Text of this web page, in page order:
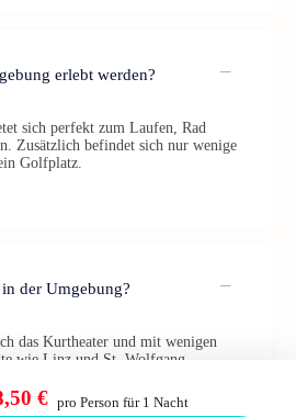
erlebt werden?
sich perfekt zum Laufen, Rad
Zusätzlich befindet sich nur wenige
Golfplatz.
der Umgebung?
das Kurtheater und mit wenigen
wie Linz und St. Wolfgang
werden.
€ pro Person für 1 Nacht